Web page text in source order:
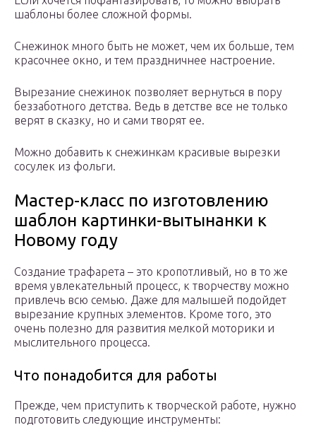
шаблоны более сложной формы.
Снежинок много быть не может, чем их больше, тем
красочнее окно, и тем праздничнее настроение.
Вырезание снежинок позволяет вернуться в пору
беззаботного детства. Ведь в детстве все не только
верят в сказку, но и сами творят ее.
Можно добавить к снежинкам красивые вырезки
сосулек из фольги.
Мастер-класс по изготовлению
шаблон картинки-вытынанки к
Новому году
Создание трафарета – это кропотливый, но в то же
время увлекательный процесс, к творчеству можно
привлечь всю семью. Даже для малышей подойдет
вырезание крупных элементов. Кроме того, это
очень полезно для развития мелкой моторики и
мыслительного процесса.
Что понадобится для работы
Прежде, чем приступить к творческой работе, нужно
подготовить следующие инструменты: